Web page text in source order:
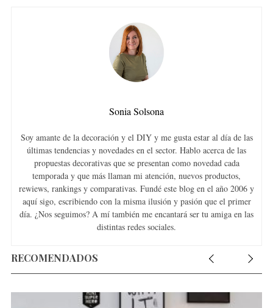
Sonia Solsona
Soy amante de la decoración y el DIY y me gusta estar al día de las
últimas tendencias y novedades en el sector. Hablo acerca de las
propuestas decorativas que se presentan como novedad cada
temporada y que más llaman mi atención, nuevos productos,
rewiews, rankings y comparativas. Fundé este blog en el año 2006 y
aquí sigo, escribiendo con la misma ilusión y pasión que el primer
día. ¿Nos seguimos? A mí también me encantará ser tu amiga en las
distintas redes sociales.
RECOMENDADOS